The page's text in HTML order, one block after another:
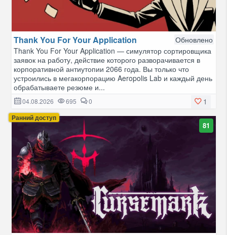
Thank You For Your Application
Обновлено
Thank You For Your Application — симулятор сортировщика
заявок на работу, действие которого разворачивается в
корпоративной антиутопии 2066 года. Вы только что
устроились в мегакорпорацию Aeropolis Lab и каждый день
обрабатываете резюме и...
1
04.08.2026 695 0
Ранний доступ
81